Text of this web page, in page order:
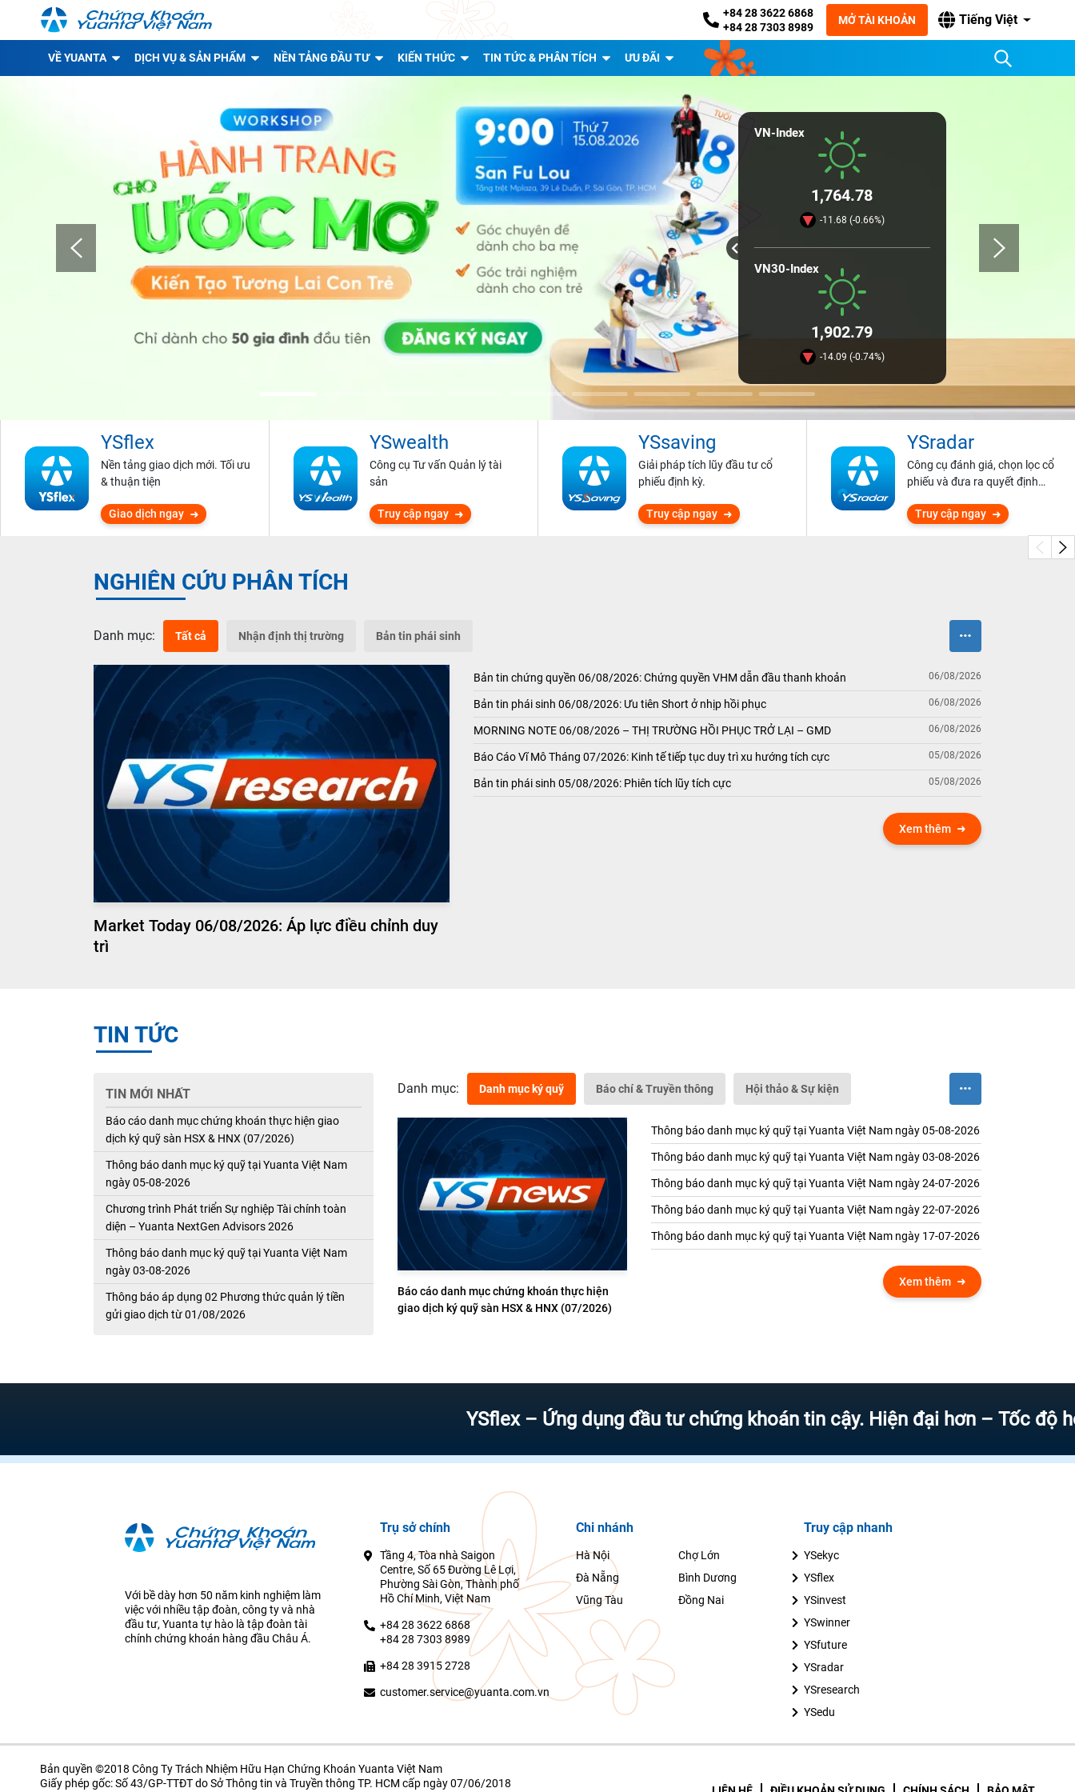
+84 28 3622 6868
+84 28 7303 8989
MỞ TÀI KHOẢN Tiếng Việt
VỀ YUANTA DỊCH VỤ & SẢN PHẨM NỀN TẢNG ĐẦU TƯ KIẾN THỨC TIN TỨC & PHÂN TÍCH ƯU ĐÃI
VN-Index
1,764.78
-11.68 (-0.66%)
VN30-Index
1,902.79
-14.09 (-0.74%)
YSflex
Nền tảng giao dịch mới. Tối ưu
& thuận tiện
Giao dịch ngay
YSwealth
Công cụ Tư vấn Quản lý tài
sản
Truy cập ngay
YSsaving
Giải pháp tích lũy đầu tư cổ
phiếu định kỳ.
Truy cập ngay
YSradar
Công cụ đánh giá, chọn lọc cổ
phiếu và đưa ra quyết định
Truy cập ngay
NGHIÊN CỨU PHÂN TÍCH
Danh mục: Tất cả Nhận định thị trường Bản tin phái sinh
Market Today 06/08/2026: Áp lực điều chỉnh duy
trì
Bản tin chứng quyền 06/08/2026: Chứng quyền VHM dẫn đầu thanh khoản 06/08/2026
Bản tin phái sinh 06/08/2026: Ưu tiên Short ở nhịp hồi phục 06/08/2026
MORNING NOTE 06/08/2026 – THỊ TRƯỜNG HỒI PHỤC TRỞ LẠI – GMD 06/08/2026
Báo Cáo Vĩ Mô Tháng 07/2026: Kinh tế tiếp tục duy trì xu hướng tích cực 05/08/2026
Bản tin phái sinh 05/08/2026: Phiên tích lũy tích cực 05/08/2026
Xem thêm
TIN TỨC
TIN MỚI NHẤT
Báo cáo danh mục chứng khoán thực hiện giao
dịch ký quỹ sàn HSX & HNX (07/2026)
Thông báo danh mục ký quỹ tại Yuanta Việt Nam
ngày 05-08-2026
Chương trình Phát triển Sự nghiệp Tài chính toàn
diện – Yuanta NextGen Advisors 2026
Thông báo danh mục ký quỹ tại Yuanta Việt Nam
ngày 03-08-2026
Thông báo áp dụng 02 Phương thức quản lý tiền
gửi giao dịch từ 01/08/2026
Danh mục: Danh mục ký quỹ Báo chí & Truyền thông Hội thảo & Sự kiện
Báo cáo danh mục chứng khoán thực hiện
giao dịch ký quỹ sàn HSX & HNX (07/2026)
Thông báo danh mục ký quỹ tại Yuanta Việt Nam ngày 05-08-2026
Thông báo danh mục ký quỹ tại Yuanta Việt Nam ngày 03-08-2026
Thông báo danh mục ký quỹ tại Yuanta Việt Nam ngày 24-07-2026
Thông báo danh mục ký quỹ tại Yuanta Việt Nam ngày 22-07-2026
Thông báo danh mục ký quỹ tại Yuanta Việt Nam ngày 17-07-2026
Xem thêm
YSflex – Ứng dụng đầu tư chứng khoán tin cậy. Hiện đại hơn – Tốc độ hơn –
Với bề dày hơn 50 năm kinh nghiệm làm
việc với nhiều tập đoàn, công ty và nhà
đầu tư, Yuanta tự hào là tập đoàn tài
chính chứng khoán hàng đầu Châu Á.
Trụ sở chính
Tầng 4, Tòa nhà Saigon
Centre, Số 65 Đường Lê Lợi,
Phường Sài Gòn, Thành phố
Hồ Chí Minh, Việt Nam
+84 28 3622 6868
+84 28 7303 8989
+84 28 3915 2728
customer.service@yuanta.com.vn
Chi nhánh
Hà Nội
Chợ Lớn
Đà Nẵng
Bình Dương
Vũng Tàu
Đồng Nai
Truy cập nhanh
YSekyc
YSflex
YSinvest
YSwinner
YSfuture
YSradar
YSresearch
YSedu
Bản quyền ©2018 Công Ty Trách Nhiệm Hữu Hạn Chứng Khoán Yuanta Việt Nam
Giấy phép gốc: Số 43/GP-TTĐT do Sở Thông tin và Truyền thông TP. HCM cấp ngày 07/06/2018